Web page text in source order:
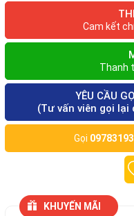
Cam kết
Thanh
YÊU CẦU
(Tư vấn viên gọi
Gọi
KHUYẾN MÃI